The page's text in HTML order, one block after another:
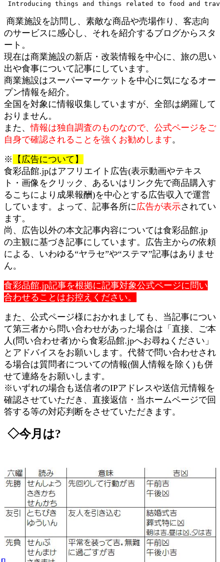
商業施設を訪問し、素敵な商品や売場作り、客志向
のサービスに感心し、それを紹介するブログからスタ
ート。
現在は商業施設の新店・改装情報を中心に、旅の思い
出や食事について記事にしています。
商業施設はスーパーマーケットを中心に気になるオー
プン情報を紹介。
全国を対象に情報収集していますが、全部は網羅して
おりません。
また、情報は独自調査のものなので、公式ページをご
自身で確認されることを強くお勧めします。
※ 【広告について】
食彩品館.jpはアフリエイト広告(表示動画やテキス
ト・画像をクリック、あるいはリンク先で商品購入す
るこちにより成果報酬)を中心とする広告収入で運営
しています。よって、記事各所に広告が表示されてい
ます。
尚、広告以外の本文記事内容については食彩品館.jp
の主観に基づき記事にしています。広告主からの依頼
による、いわゆる“ヤラセ”や“ステマ”記事はありませ
ん。
食彩品館.jp記事を根拠に記事対象公式ページに問い
合わせることはお控えください。
また、公式ページ様におかれましても、当記事につい
て第三者から問い合わせがあった場合は「直接、ご本
人(問い合わせ者)から食彩品館.jpへお尋ねください」
とアドバイスをお願いします。代替で問い合わせされ
る場合は質問者についての情報(個人情報を除く)も併
せて連絡をお願いします。
※いずれの場合も送信者のIPアドレスや送信元情報を
確認させていただき、直接返信・当ホームページで回
答する等の対応判断をさせていただきます。
◇今月は?